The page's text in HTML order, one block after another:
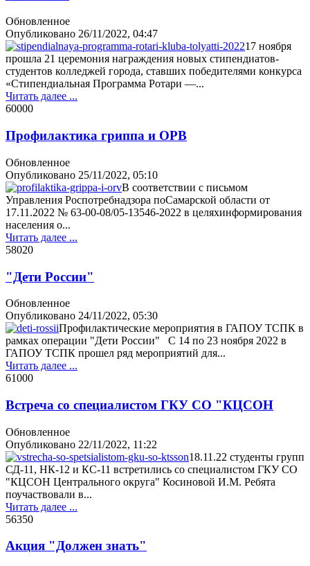
Обновленное
Опубликовано 26/11/2022, 04:47
17 ноября
прошла 21 церемония награждения новых стипендиатов-
студентов колледжей города, ставших победителями конкурса
«Стипендиальная Программа Ротари —...
Читать далее ...
60000
Профилактика гриппа и ОРВ
Обновленное
Опубликовано 25/11/2022, 05:10
В соответствии с письмом
Управления Роспотребнадзора поСамарской области от
17.11.2022 № 63-00-08/05-13546-2022 в целяхинформирования
населения о...
Читать далее ...
58020
"Дети России"
Обновленное
Опубликовано 24/11/2022, 05:30
Профилактические мероприятия в ГАПОУ ТСПК в
рамках операции "Дети России" С 14 по 23 ноября 2022 в
ГАПОУ ТСПК прошел ряд мероприятий для...
Читать далее ...
61000
Встреча со специалистом ГКУ СО "КЦСОН
Обновленное
Опубликовано 22/11/2022, 11:22
18.11.22 студенты групп
СД-11, НК-12 и КС-11 встретились со специалистом ГКУ СО
"КЦСОН Центрального округа" Косиновой И.М. Ребята
поучаствовали в...
Читать далее ...
56350
Акция "Должен знать"